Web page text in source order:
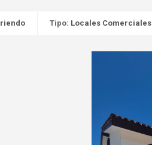
Tipo: Locales Comerciales